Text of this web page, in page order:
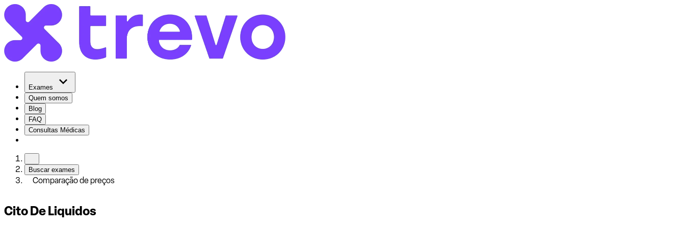
Exames
Quem somos
Blog
FAQ
Consultas Médicas
Buscar exames
Comparação de preços
Cito De Liquidos